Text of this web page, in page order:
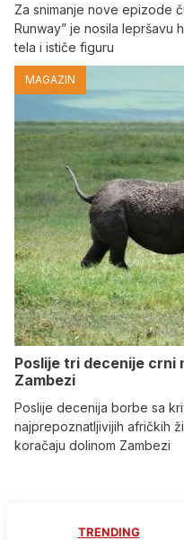
Za snimanje nove epizode
Runway” je nosila lepršavu
tela i ističe figuru
MAGAZIN
Poslije tri decenije crni
Zambezi
Poslije decenija borbe sa
najprepoznatljivijih afričkih
koračaju dolinom Zambezi
TRENDING